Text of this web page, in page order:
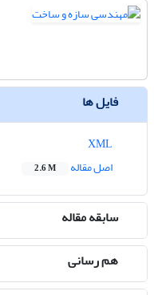
فایل ها
اصل مقاله
2.6 M
سابقه مقاله
هم رسانی